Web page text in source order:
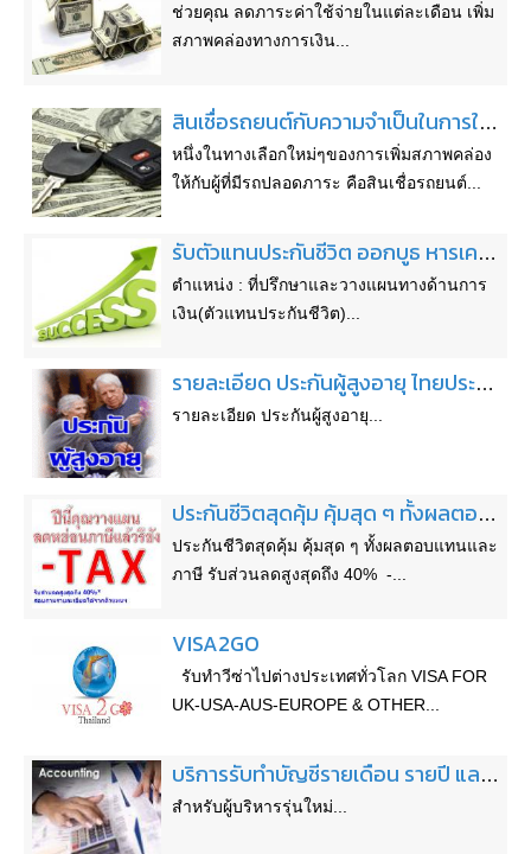
ช่วยคุณ ลดภาระค่าใช้จ่ายในแต่ละเดือน เพิ่ม
สภาพคล่องทางการเงิน...
สินเชื่อรถยนต์กับความจำเป็นในการใช้จ่ายในชีวิตประจำวัน
หนึ่งในทางเลือกใหม่ๆของการเพิ่มสภาพคล่อง
ให้กับผู้ที่มีรถปลอดภาระ คือสินเชื่อรถยนต์...
รับตัวแทนประกันชีวิต ออกบูธ หารเคส ทุกจังหวัด รายได้ เกิน 20000
ตำแหน่ง : ที่ปรึกษาและวางแผนทางด้านการ
เงิน(ตัวแทนประกันชีวิต)...
รายละเอียด ประกันผู้สูงอายุ ไทยประกันชีวิต
รายละเอียด ประกันผู้สูงอายุ...
ประกันชีวิตสุดคุ้ม คุ้มสุด ๆ ทั้งผลตอบแทนและภาษี รับส่วนลดสูงสุดถึง 40%
ประกันชีวิตสุดคุ้ม คุ้มสุด ๆ ทั้งผลตอบแทนและ
ภาษี รับส่วนลดสูงสุดถึง 40% -...
VISA2GO
รับทำวีซ่าไปต่างประเทศทั่วโลก VISA FOR
UK-USA-AUS-EUROPE & OTHER...
บริการรับทำบัญชีรายเดือน รายปี และตรวจสอบบัญชีโดยผู้สอบบัญชีรับอนุญาต
สำหรับผู้บริหารรุ่นใหม่...